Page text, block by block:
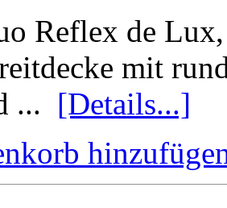
Reflex de
mit
... [Details...]